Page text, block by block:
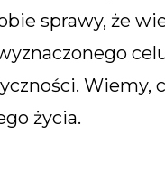
sprawy, że
Wiemy,
życia.